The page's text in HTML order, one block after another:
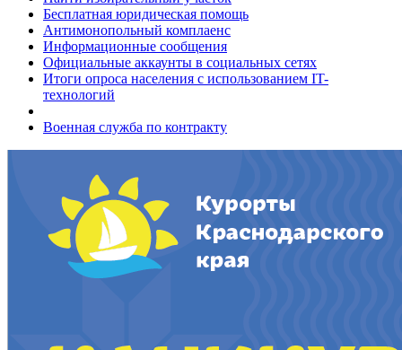
Бесплатная юридическая помощь
Антимонопольный комплаенс
Информационные сообщения
Официальные аккаунты в социальных сетях
Итоги опроса населения с использованием IT-
технологий
Военная служба по контракту